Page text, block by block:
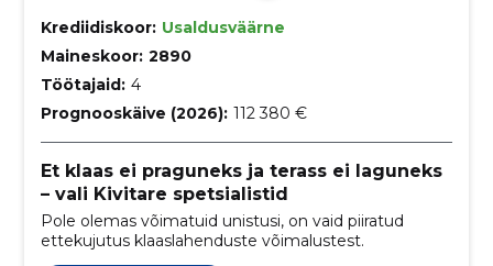
Krediidiskoor: Usaldusväärne
Maineskoor: 2890
Töötajaid: 4
Prognooskäive (2026): 112 380 €
Et klaas ei praguneks ja terass ei laguneks
– vali Kivitare spetsialistid
Pole olemas võimatuid unistusi, on vaid piiratud
ettekujutus klaaslahenduste võimalustest.